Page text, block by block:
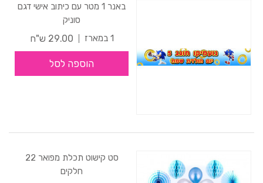
באנר 1 מטר עם כיתוב אישי דגם
סוניק
1 במארז
29.00 ש"ח
הוספה לסל
סט קישוט תכלת מפואר 22
חלקים